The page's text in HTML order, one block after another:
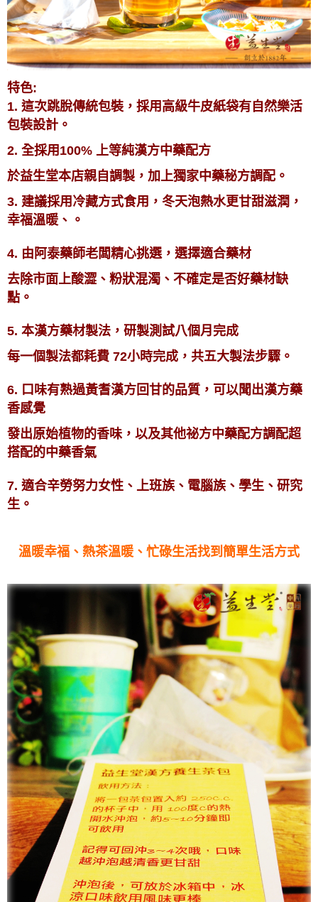
特色:
1. 這次跳脫傳統包裝，採用高級牛皮紙袋有自然樂活
包裝設計。
2. 全採用100% 上等純漢方中藥配方
於益生堂本店親自調製， 加上獨家中藥秘方調配。
3. 建議採用冷藏方式食用，冬天泡熱水更甘甜滋潤，
幸福溫暖、。
4. 由阿泰藥師老闆精心挑選，選擇適合藥材
去除市面上酸澀、粉狀混濁、不確定是否好藥材缺
點。
5. 本漢方藥材製法，研製測試八個月完成
每一個製法都耗費 72小時完成，共五大製法步驟。
6. 口味有熟過黃耆漢方回甘的品質，可以聞出漢方藥
香感覺
發出原始植物的香味，以及其他祕方中藥配方調配超
搭配的中藥香氣
7. 適合辛勞努力女性、上班族、電腦族、學生、研究
生。
溫暖幸福、熱茶溫暖、忙碌生活找到簡單生活方式